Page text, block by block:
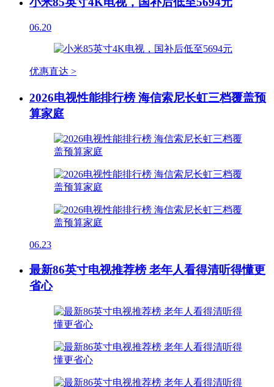
06.20
优惠直达 >
2026电视性能排行榜 海信索尼长虹三档覆盖预
算家庭
06.23
最新86英寸电视推荐榜 老年人看得清听得懂更
省心